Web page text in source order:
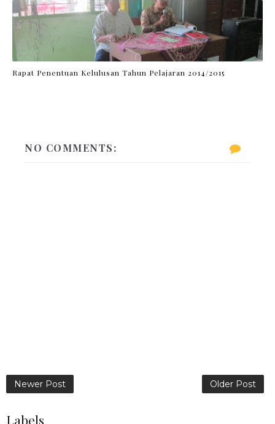
Rapat Penentuan Kelulusan Tahun Pelajaran 2014/2015
NO COMMENTS:
Newer Post Older Post
Labels